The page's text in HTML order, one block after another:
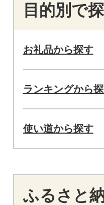
目的別で
お礼品から探す
ランキングから
使い道から探す
ふるさと